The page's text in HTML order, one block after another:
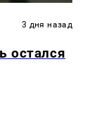
3 дня назад
остался